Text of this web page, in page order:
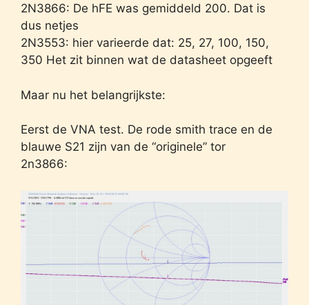
2N3866: De hFE was gemiddeld 200. Dat is
dus netjes
2N3553: hier varieerde dat: 25, 27, 100, 150,
350 Het zit binnen wat de datasheet opgeeft
Maar nu het belangrijkste:
Eerst de VNA test. De rode smith trace en de
blauwe S21 zijn van de “originele” tor
2n3866: